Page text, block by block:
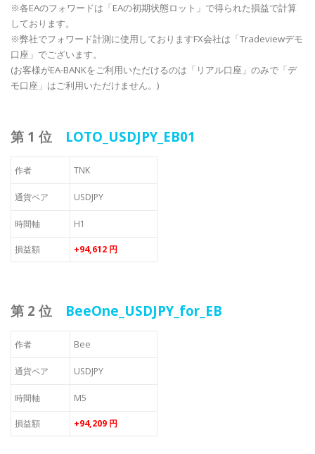
※各EAのフォワードは「EAの初期状態ロット」で得られた損益で計算
しております。
※弊社でフォワード計測に使用しておりますFX会社は「Tradeviewデモ
口座」でございます。
(お客様がEA-BANKをご利用いただけるのは「リアル口座」のみで「デ
モ口座」はご利用いただけません。)
第 1 位 LOTO_USDJPY_EB01
作者 TNK
通貨ペア USDJPY
時間軸 H1
損益額 +94,612 円
第 2 位 BeeOne_USDJPY_for_EB
作者 Bee
通貨ペア USDJPY
時間軸 M5
損益額 +94,209 円